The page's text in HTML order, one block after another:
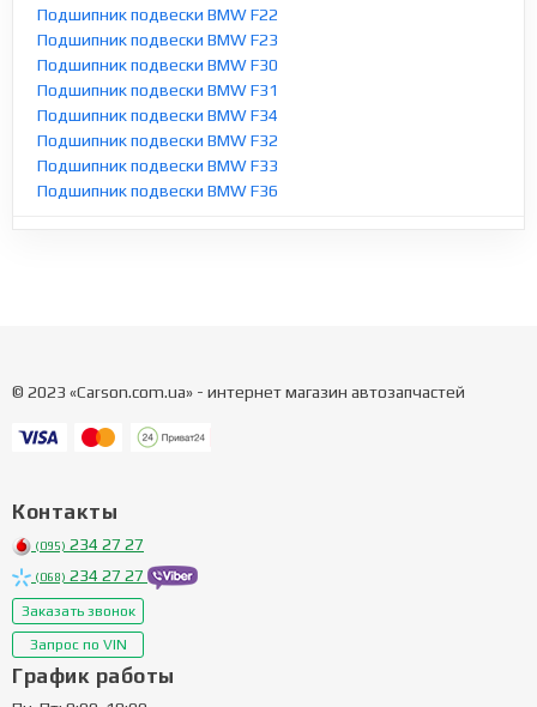
Подшипник подвески BMW F22
Подшипник подвески BMW F23
Подшипник подвески BMW F30
Подшипник подвески BMW F31
Подшипник подвески BMW F34
Подшипник подвески BMW F32
Подшипник подвески BMW F33
Подшипник подвески BMW F36
© 2023 «Carson.com.ua» - интернет магазин автозапчастей
Контакты
(095) 234 27 27
(068) 234 27 27
Заказать звонок
Запрос по VIN
График работы